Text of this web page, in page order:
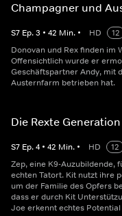
Champagner und
S7 Ep.3 • 42 Min. • HD
12
Donovan und Rex finden im
Offensichtlich wurde er
Geschäftspartner Andy, mit
Austernfarm betrieben hat.
Die Rexte Generation
S7 Ep.4 • 42 Min. • HD
12
Zep, eine K9-Auzubildende,
echten Tatort. Kit nutzt ihre
um der Familie des Opfers
dass er durch Kit
Joe erkennt echtes